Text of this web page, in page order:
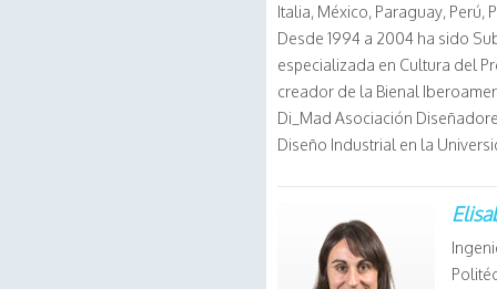
Italia, México, Paraguay, Perú,
Desde 1994 a 2004 ha sido
especializada en Cultura del
creador de la Bienal
Di_Mad Asociación
Diseño Industrial en la